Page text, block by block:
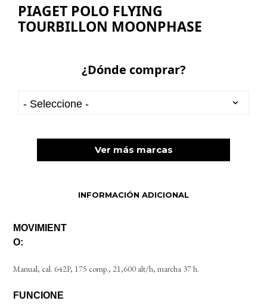
PIAGET POLO FLYING
TOURBILLON MOONPHASE
¿Dónde comprar?
Ver más marcas
INFORMACIÓN ADICIONAL
MOVIMIENT
O:
Manual, cal. 642P, 175 comp., 21,600 alt/h, marcha 37 h.
FUNCIONE